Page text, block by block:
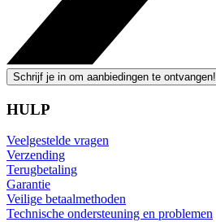
Schrijf je in om aanbiedingen te ontvangen!
HULP
Veelgestelde vragen
Verzending
Terugbetaling
Garantie
Veilige betaalmethoden
Technische ondersteuning en problemen